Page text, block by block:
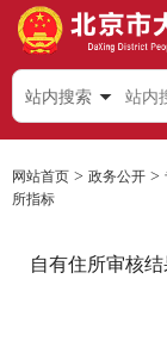
站内搜索
网站首页 > 政务公开 >
所指标
自有住所审核